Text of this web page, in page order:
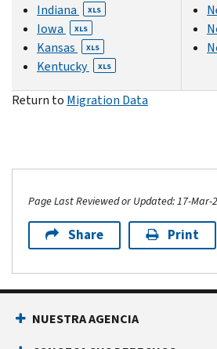
Indiana XLS
Iowa XLS
Kansas XLS
Kentucky XLS
Return to Migration Data
Page Last Reviewed or Updated: 17-Mar-
Share Print
NUESTRA AGENCIA